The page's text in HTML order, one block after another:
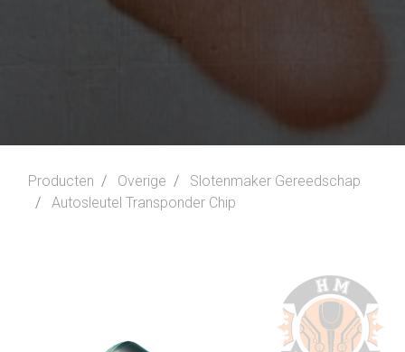
Producten Overige
Slotenmaker Gereedschap
Autosleutel Transponder Chip